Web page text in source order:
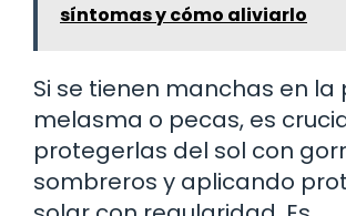
síntomas y cómo aliviarlo
Si se tienen manchas en la
melasma o pecas, es
protegerlas del sol con
sombreros y aplicando